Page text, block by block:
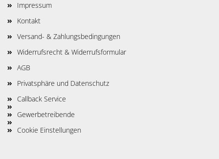
Impressum
Kontakt
Versand- & Zahlungsbedingungen
Widerrufsrecht & Widerrufsformular
AGB
Privatsphäre und Datenschutz
Callback Service
Gewerbetreibende
Cookie Einstellungen